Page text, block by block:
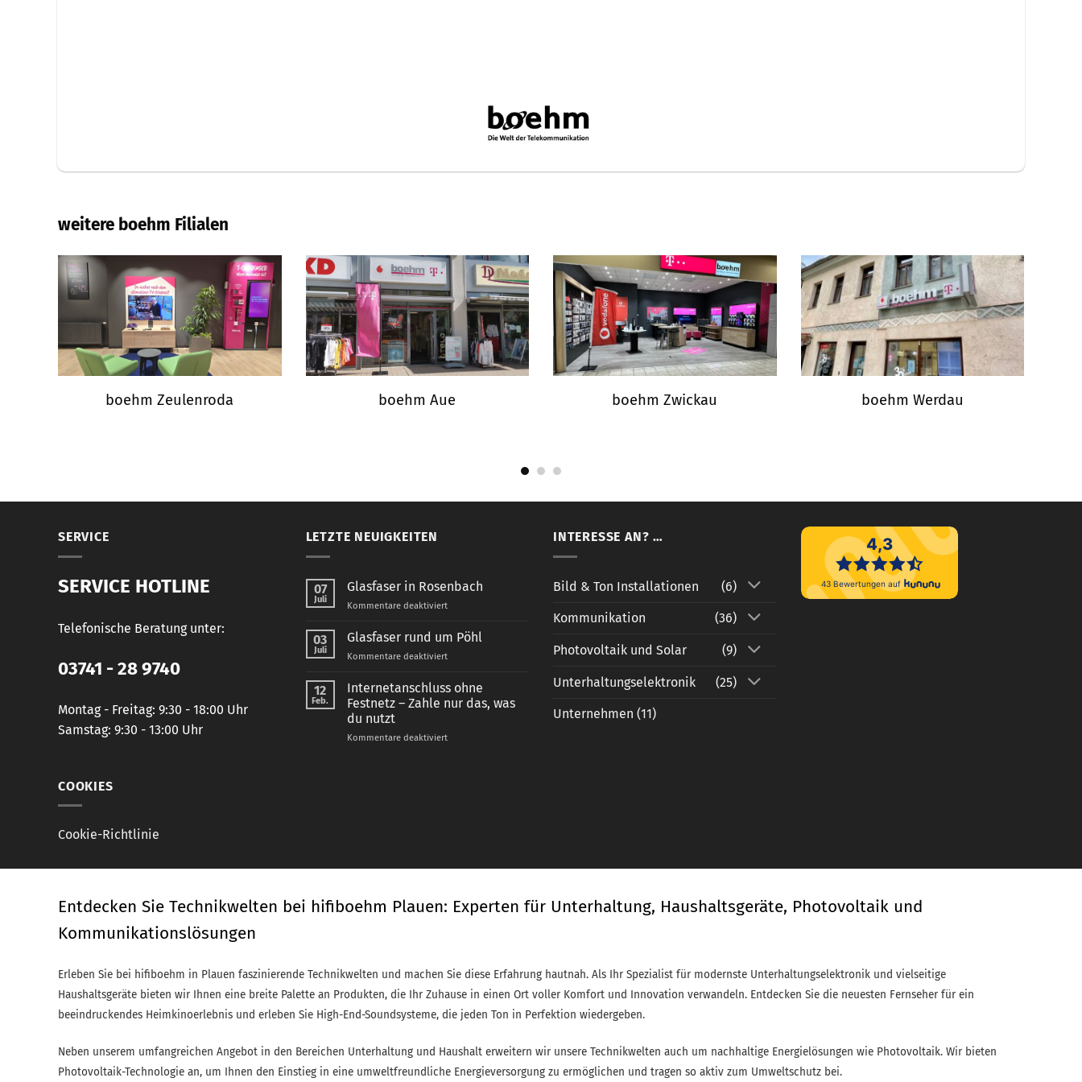
weitere boehm Filialen
boehm Zeulenroda boehm Aue boehm Zwickau boehm Werdau
SERVICE
SERVICE HOTLINE
Telefonische Beratung unter:
03741 - 28 9740
Montag - Freitag: 9:30 - 18:00 Uhr
Samstag: 9:30 - 13:00 Uhr
LETZTE NEUIGKEITEN
07
Juli
Glasfaser in Rosenbach
Kommentare deaktiviertfür
in
03
Juli
Glasfaser rund um Pöhl
Kommentare deaktiviertfür
rund
Pöhl
12
Feb.
Internetanschluss ohne
Festnetz – Zahle nur das, was
du nutzt
Kommentare deaktiviertfür
INTERESSE AN? …
Bild & Ton Installationen (6)
Kommunikation (36)
Photovoltaik und Solar (9)
Unterhaltungselektronik (25)
Unternehmen (11)
COOKIES
Cookie-Richtlinie
Entdecken Sie Technikwelten bei hifiboehm Plauen: Experten für Unterhaltung, Haushaltsgeräte, Photovoltaik und
Kommunikationslösungen
Erleben Sie bei hifiboehm in Plauen faszinierende Technikwelten und machen Sie diese Erfahrung hautnah. Als Ihr Spezialist für modernste Unterhaltungselektronik und vielseitige
Haushaltsgeräte bieten wir Ihnen eine breite Palette an Produkten, die Ihr Zuhause in einen Ort voller Komfort und Innovation verwandeln. Entdecken Sie die neuesten Fernseher für ein
beeindruckendes Heimkinoerlebnis und erleben Sie High-End-Soundsysteme, die jeden Ton in Perfektion wiedergeben.
Neben unserem umfangreichen Angebot in den Bereichen Unterhaltung und Haushalt erweitern wir unsere Technikwelten auch um nachhaltige Energielösungen wie Photovoltaik. Wir bieten
Photovoltaik-Technologie an, um Ihnen den Einstieg in eine umweltfreundliche Energieversorgung zu ermöglichen und tragen so aktiv zum Umweltschutz bei.